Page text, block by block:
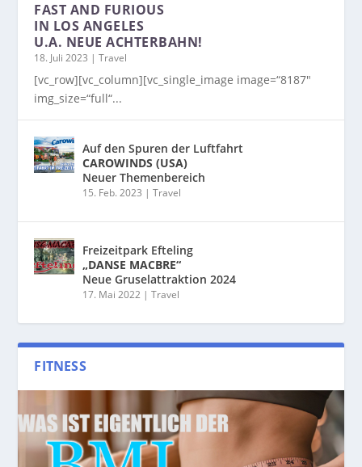
FAST AND FURIOUS
IN LOS ANGELES
U.A. NEUE ACHTERBAHN!
18. Juli 2023 |Travel
[vc_row][vc_column][vc_single_image image=“8187″
img_size=“full“...
Auf den Spuren der Luftfahrt
CAROWINDS (USA)
Neuer Themenbereich
15. Feb. 2023 |Travel
Freizeitpark Efteling
„DANSE MACBRE“
Neue Gruselattraktion 2024
17. Mai 2022 |Travel
FITNESS